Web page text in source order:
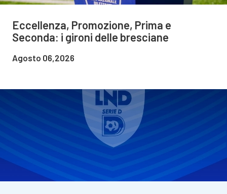
Eccellenza, Promozione, Prima e
Seconda: i gironi delle bresciane
Agosto 06,2026